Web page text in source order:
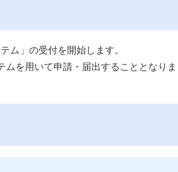
ム」の受付を開始します。
を用いて申請・届出することとなりま